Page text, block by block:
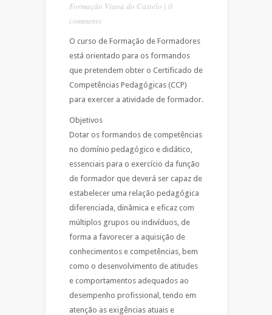
Formação Viana do Castelo | 0
comments
O curso de Formação de Formadores
está orientado para os formandos
que pretendem obter o Certificado de
Competências Pedagógicas (CCP)
para exercer a atividade de formador.
Objetivos
Dotar os formandos de competências
no domínio pedagógico e didático,
essenciais para o exercício da função
de formador que deverá ser capaz de
estabelecer uma relação pedagógica
diferenciada, dinâmica e eficaz com
múltiplos grupos ou indivíduos, de
forma a favorecer a aquisição de
conhecimentos e competências, bem
como o desenvolvimento de atitudes
e comportamentos adequados ao
desempenho profissional, tendo em
atenção as exigências atuais e